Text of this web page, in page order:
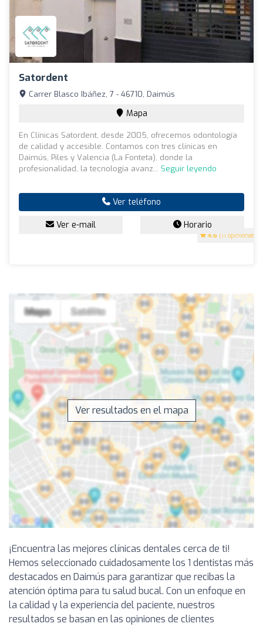
Satordent
4.6 (11 opiniones)
Carrer Blasco Ibáñez, 7 - 46710, Daimús
Mapa
En Clínicas Satordent, desde 2005, ofrecemos odontología
de calidad y accesible. Contamos con tres clínicas en
Daimús, Piles y Valencia (La Fonteta), donde la
profesionalidad, la tecnología avanz... Seguir leyendo
Ver teléfono
Ver e-mail Horario
Ver resultados en el mapa
¡Encuentra las mejores clínicas dentales cerca de ti!
Hemos seleccionado cuidadosamente los 1 dentistas más
destacados en Daimús para garantizar que recibas la
atención óptima para tu salud bucal. Con un enfoque en
la calidad y la experiencia del paciente, nuestros
resultados se basan en las opiniones de clientes